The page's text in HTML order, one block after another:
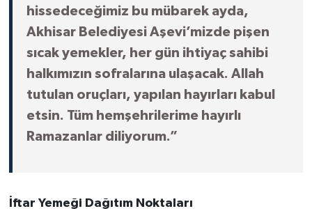
hissedeceğimiz bu mübarek ayda,
Akhisar Belediyesi Aşevi’mizde pişen
sıcak yemekler, her gün ihtiyaç sahibi
halkımızın sofralarına ulaşacak. Allah
tutulan oruçları, yapılan hayırları kabul
etsin. Tüm hemşehrilerime hayırlı
Ramazanlar diliyorum.”
İftar Yemeği Dağıtım Noktaları